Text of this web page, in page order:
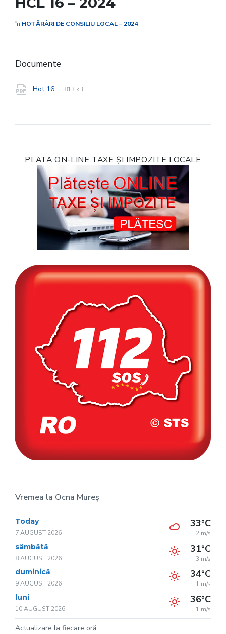
în HOTĂRÂRI DE CONSILIU LOCAL – 2024
Documente
Hot 16
File
pdf
File
813 kB
PLATA ON-LINE TAXE ȘI IMPOZITE LOCALE
Vremea la Ocna Mureș
Today
7 AUGUST 2026
33°C
2 m/s
sâmbătă
8 AUGUST 2026
31°C
3 m/s
duminică
9 AUGUST 2026
34°C
1 m/s
luni
10 AUGUST 2026
36°C
1 m/s
Actualizare la fiecare oră.